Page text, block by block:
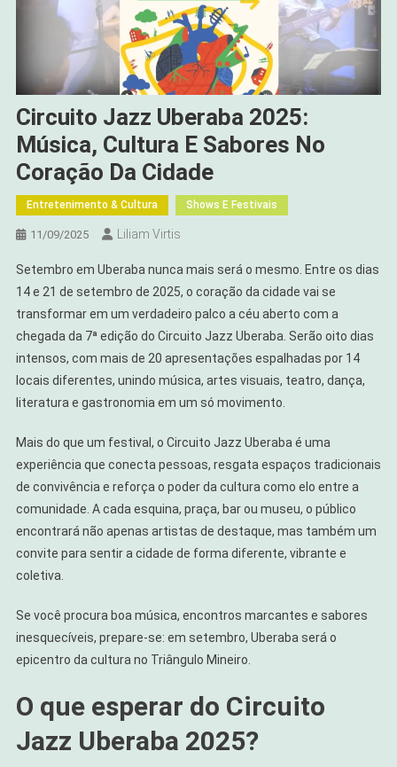
Circuito Jazz Uberaba 2025:
Música, Cultura E Sabores No
Coração Da Cidade
Entretenimento & Cultura Shows E Festivais
11/09/2025 Liliam Virtis
Setembro em Uberaba nunca mais será o mesmo. Entre os dias
14 e 21 de setembro de 2025, o coração da cidade vai se
transformar em um verdadeiro palco a céu aberto com a
chegada da 7ª edição do Circuito Jazz Uberaba. Serão oito dias
intensos, com mais de 20 apresentações espalhadas por 14
locais diferentes, unindo música, artes visuais, teatro, dança,
literatura e gastronomia em um só movimento.
Mais do que um festival, o Circuito Jazz Uberaba é uma
experiência que conecta pessoas, resgata espaços tradicionais
de convivência e reforça o poder da cultura como elo entre a
comunidade. A cada esquina, praça, bar ou museu, o público
encontrará não apenas artistas de destaque, mas também um
convite para sentir a cidade de forma diferente, vibrante e
coletiva.
Se você procura boa música, encontros marcantes e sabores
inesquecíveis, prepare-se: em setembro, Uberaba será o
epicentro da cultura no Triângulo Mineiro.
O que esperar do Circuito
Jazz Uberaba 2025?